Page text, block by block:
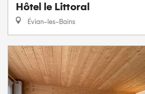
Hôtel le Littoral
Évian-les-Bains